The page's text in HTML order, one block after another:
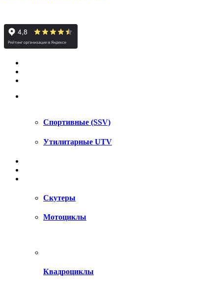
Спортивные (SSV)
Утилитарные UTV
Скутеры
Мотоциклы
Квадроциклы